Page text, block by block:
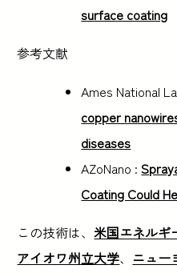
surface coating
参考文献
Ames National
copper
diseases
AZoNano :
Coating Could
この技術は、米国エネルギ
アイオワ州立大学、 ニュー